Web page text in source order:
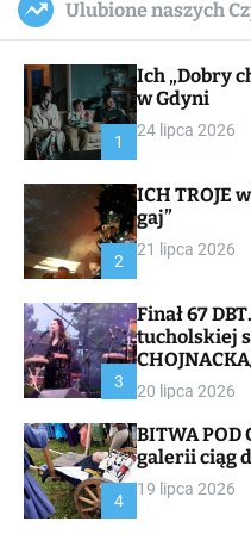
c
a
a
s
W
i
e
Ulubione naszych
1
Ich „Dobry
w Gdyni
24 lipca 2026
2
ICH TROJE
gaj”
21 lipca 2026
3
Finał 67 DBT. Muzyczne anioły na
tucholskiej
20 lipca 2026
4
BITWA POD
galerii ciąg
19 lipca 2026